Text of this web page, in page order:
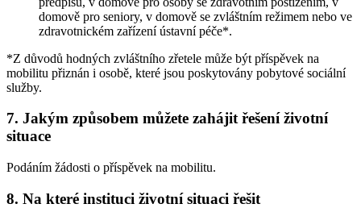
domově pro seniory, v domově se zvláštním režimem nebo ve
zdravotnickém zařízení ústavní péče*.
*Z důvodů hodných zvláštního zřetele může být příspěvek na
mobilitu přiznán i osobě, které jsou poskytovány pobytové sociální
služby.
7. Jakým způsobem můžete zahájit řešení životní
situace
Podáním žádosti o příspěvek na mobilitu.
8. Na které instituci životní situaci řešit